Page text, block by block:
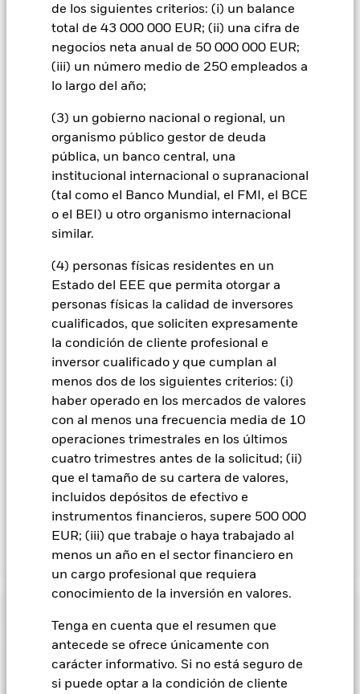
de los siguientes criterios: (i) un balance
total de 43 000 000 EUR; (ii) una cifra de
negocios neta anual de 50 000 000 EUR;
(iii) un número medio de 250 empleados a
lo largo del año;
(3) un gobierno nacional o regional, un
organismo público gestor de deuda
pública, un banco central, una
institucional internacional o supranacional
(tal como el Banco Mundial, el FMI, el BCE
o el BEI) u otro organismo internacional
similar.
(4) personas físicas residentes en un
Estado del EEE que permita otorgar a
personas físicas la calidad de inversores
cualificados, que soliciten expresamente
la condición de cliente profesional e
inversor cualificado y que cumplan al
menos dos de los siguientes criterios: (i)
haber operado en los mercados de valores
con al menos una frecuencia media de 10
operaciones trimestrales en los últimos
cuatro trimestres antes de la solicitud; (ii)
que el tamaño de su cartera de valores,
incluidos depósitos de efectivo e
instrumentos financieros, supere 500 000
EUR; (iii) que trabaje o haya trabajado al
menos un año en el sector financiero en
un cargo profesional que requiera
conocimiento de la inversión en valores.
Tenga en cuenta que el resumen que
antecede se ofrece únicamente con
carácter informativo. Si no está seguro de
si puede optar a la condición de cliente
inversiones en el extranjero se verán afectadas por los
movimientos en los tipos de cambio. Comparado con
economías más consolidadas, el valor de las inversiones en
volatilidad, debido a las diferencias en los principios
contables generalmente aceptados o a la inestabilidad
bolsas igual que los valores, y se compran y se venden a
precios de mercado que pueden ser distintos a los valores
liquidativos de los fondos cotizados (ETF). El Fondo
reproduce un índice compuesto por valores que
palabras “Minimum volatility” del nombre del Fondo se
refieren a su exposición al índice subyacente y no a su precio
de negociación. No se garantiza que el precio de negociación
Todas las clases de acciones con cobertura de divisas de este
fondo utilizan derivados para cubrir el riesgo de divisas. El
un posible riesgo de contagio (también denominado «spill-
over») a otras clases de acciones del fondo. La sociedad
gestora del fondo se asegurará de que se dispone de los
procedimientos adecuados para minimizar el riesgo de
contagio a otras clases de acciones. En el menú desplegable
listado de todas las clases de acciones del fondo: las clases de
acciones con cobertura de divisas se identifican mediante la
palabra «Hedged» en su nombre. Además, el listado
completo de todas las clases de acciones con cobertura de
divisas está disponible mediante solicitud a la sociedad
Mostrar menos
El valor de los títulos de renta variable y los títulos
relacionados con la renta variable se puede ver afectado por
Datos clave